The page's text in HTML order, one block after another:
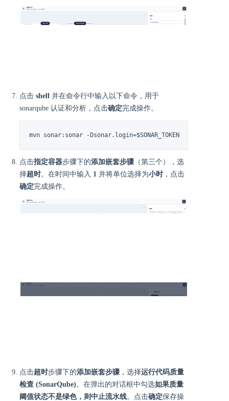
点击 shell 并在命令行中输入以下命令，用于
sonarqube 认证和分析，点击确定完成操作。
mvn sonar:sonar -Dsonar.login=$SONAR_TOKEN
点击指定容器步骤下的添加嵌套步骤 （第三个），选
择超时。在时间中输入 1 并将单位选择为小时 ，点击
确定完成操作。
点击超时步骤下的添加嵌套步骤 ，选择运行代码质量
检查 (SonarQube) 。在弹出的对话框中勾选如果质量
阈值状态不是绿色，则中止流水线。点击确定保存操